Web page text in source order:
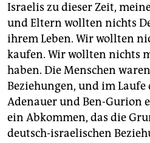
Israelis zu dieser Zeit,
und Eltern wollten nichts
ihrem Leben. Wir wollten
kaufen. Wir wollten nichts
haben. Die Menschen
Beziehungen, und im Laufe
Adenauer und Ben-Gurion
ein Abkommen, das die
deutsch-israelischen